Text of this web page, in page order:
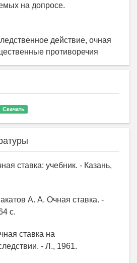
на допросе.
действие, очная
противоречия
Скачать
ставка: учебник. - Казань,
А. А. Очная ставка. -
с.
ставка на
- Л., 1961.